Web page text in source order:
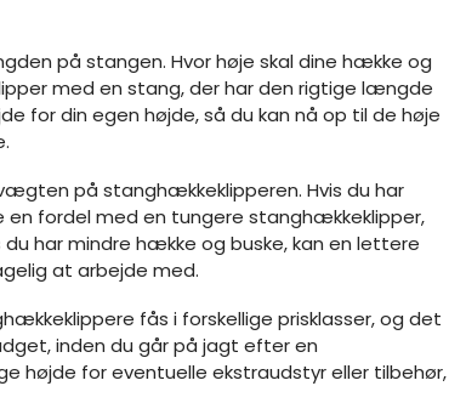
på stangen. Hvor høje skal dine hække og
med en stang, der har den rigtige længde
for din egen højde, så du kan nå op til de høje
på stanghækkeklipperen. Hvis du har
fordel med en tungere stanghækkeklipper,
har mindre hække og buske, kan en lettere
at arbejde med.
fås i forskellige prisklasser, og det
inden du går på jagt efter en
højde for eventuelle ekstraudstyr eller tilbehør,